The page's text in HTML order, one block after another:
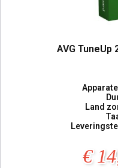
AVG TuneUp
Land
€